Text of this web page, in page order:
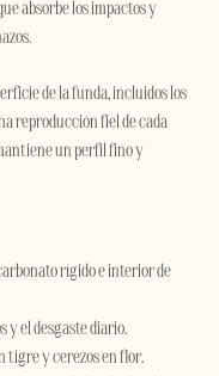
absorbe los impactos y
de la funda, incluidos los
reproducción fiel de cada
un perfil fino y
rígido e interior de
y el desgaste diario.
tigre y cerezos en flor.